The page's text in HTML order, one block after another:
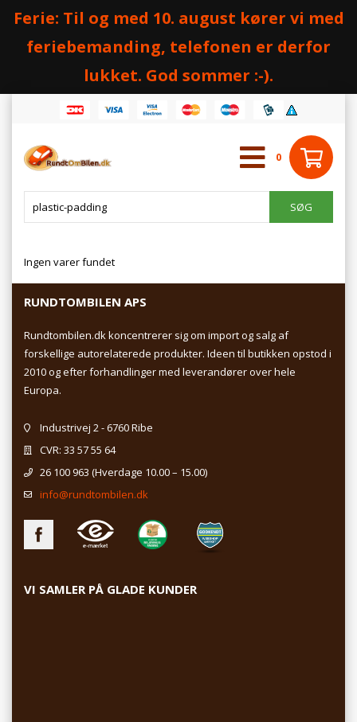
Ferie: Til og med 10. august kører vi med
feriebemanding, telefonen er derfor
lukket. God sommer :-).
0
Ingen varer fundet
RUNDTOMBILEN APS
Rundtombilen.dk koncentrerer sig om import og salg af
forskellige autorelaterede produkter. Ideen til butikken opstod i
2010 og efter forhandlinger med leverandører over hele
Europa.
Industrivej 2 - 6760 Ribe
CVR: 33 57 55 64
26 100 963 (Hverdage 10.00 – 15.00)
info@rundtombilen.dk
VI SAMLER PÅ GLADE KUNDER